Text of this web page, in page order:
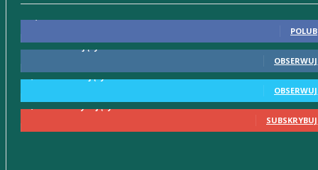
POLUB
615 Obserwujący
OBSERWUJ
2,580 Obserwujący
OBSERWUJ
2,230 Subskrybujący
SUBSKRYBUJ